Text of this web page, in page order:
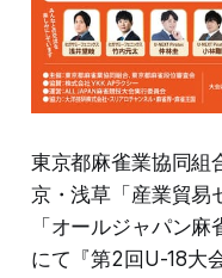
東京都麻雀業協同組
京・浅草「産業貿易
「オールジャパン
にて『第2回U-18大